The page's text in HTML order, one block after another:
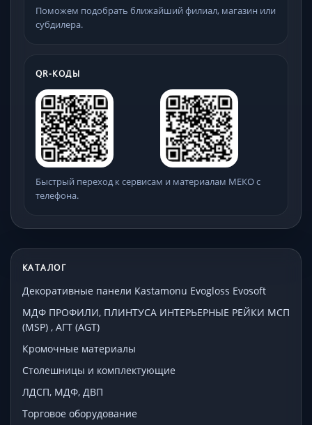
Поможем подобрать ближайший филиал, магазин или
субдилера.
QR-КОДЫ
Быстрый переход к сервисам и материалам МЕКО с
телефона.
КАТАЛОГ
Декоративные панели Kastamonu Evogloss Evosoft
МДФ ПРОФИЛИ, ПЛИНТУСА ИНТЕРЬЕРНЫЕ РЕЙКИ МСП
(MSP) , АГТ (AGT)
Кромочные материалы
Столешницы и комплектующие
ЛДСП, МДФ, ДВП
Торговое оборудование